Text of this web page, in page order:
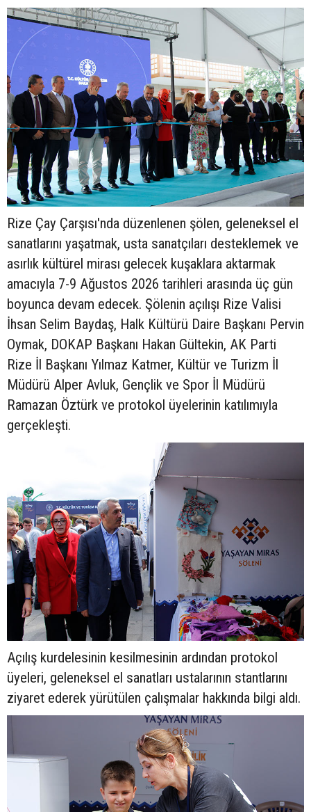
Rize Çay Çarşısı'nda düzenlenen şölen, geleneksel el
sanatlarını yaşatmak, usta sanatçıları desteklemek ve
asırlık kültürel mirası gelecek kuşaklara aktarmak
amacıyla 7-9 Ağustos 2026 tarihleri arasında üç gün
boyunca devam edecek. Şölenin açılışı Rize Valisi
İhsan Selim Baydaş, Halk Kültürü Daire Başkanı Pervin
Oymak, DOKAP Başkanı Hakan Gültekin, AK Parti
Rize İl Başkanı Yılmaz Katmer, Kültür ve Turizm İl
Müdürü Alper Avluk, Gençlik ve Spor İl Müdürü
Ramazan Öztürk ve protokol üyelerinin katılımıyla
gerçekleşti.
Açılış kurdelesinin kesilmesinin ardından protokol
üyeleri, geleneksel el sanatları ustalarının stantlarını
ziyaret ederek yürütülen çalışmalar hakkında bilgi aldı.